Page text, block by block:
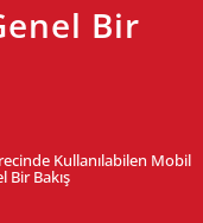
Bir
Kullanılabilen Mobil
Bir Bakış